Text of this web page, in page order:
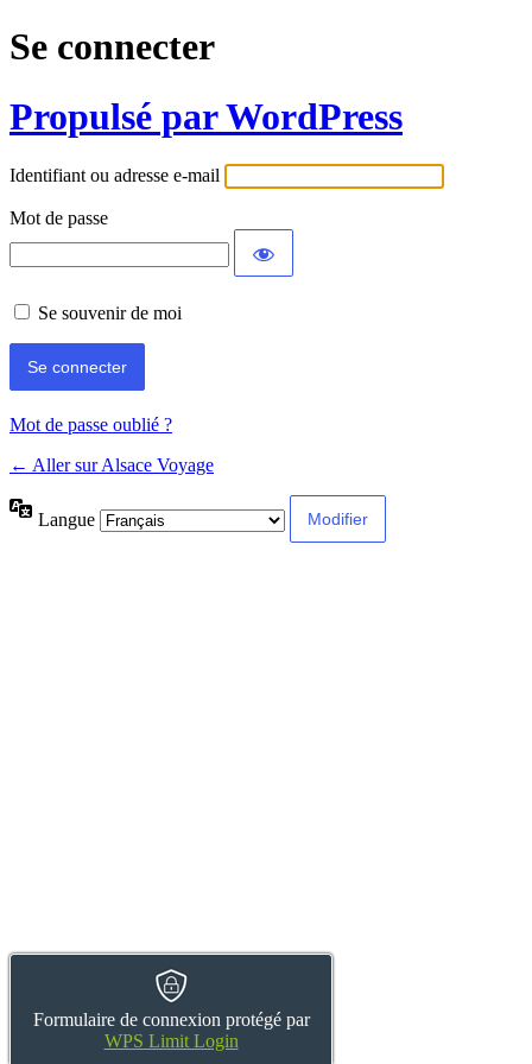
Se connecter
Propulsé par WordPress
Identifiant ou adresse e-mail
Mot de passe
Formulaire de connexion protégé par
WPS Limit Login
Se souvenir de moi
Mot de passe oublié ?
← Aller sur Alsace Voyage
Langue